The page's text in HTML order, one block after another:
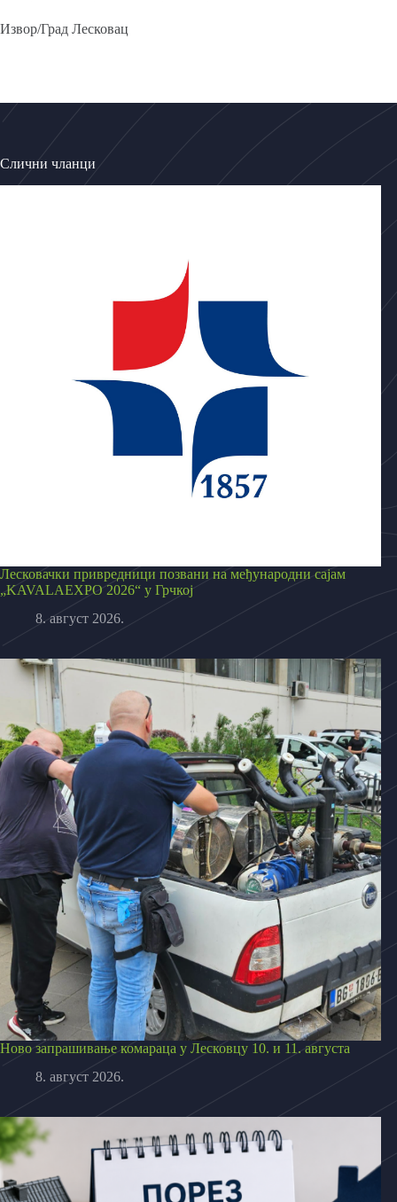
Извор/Град Лесковац
Слични чланци
Лесковачки привредници позвани на међународни сајам
„KAVALAEXPO 2026“ у Грчкој
8. август 2026.
Ново запрашивање комараца у Лесковцу 10. и 11. августа
8. август 2026.